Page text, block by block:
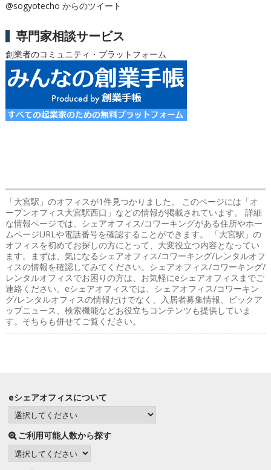
@sogyotecho からのツイート
専門家相談サービス
創業者のコミュニティ・プラットフォーム
「大宮駅」のオフィスが1件見つかりました。 このページには「オ
ープンオフィス大宮駅西口」などの情報が掲載されています。 詳細
な情報ページでは、シェアオフィス/コワーキングがある住所やホー
ムページURLや電話番号を確認することができます。 「大宮駅」の
オフィスを初めてお探しの方にとって、大変役立つ内容となってい
ます。まずは、気になるシェアオフィス/コワーキング/レンタルオフ
ィスの情報を確認してみてください。シェアオフィス/コワーキング/
レンタルオフィスでお困りの方は、お気軽にeシェアオフィスまでご
連絡ください。eシェアオフィスでは、シェアオフィス/コワーキン
グ/レンタルオフィスの情報だけでなく、入居者募集情報、ピックア
ップニュース、検索機能などお役立ちコンテンツも提供していま
す。そちらも併せてご覧ください。
eシェアオフィスについて
ご利用可能人数から探す